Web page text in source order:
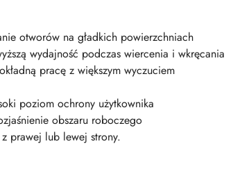
otworów na gładkich powierzchniach
wydajność podczas wiercenia i wkręcania
pracę z większym wyczuciem
poziom ochrony użytkownika
obszaru roboczego
prawej lub lewej strony.